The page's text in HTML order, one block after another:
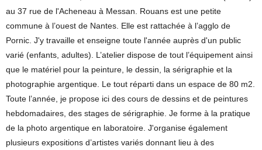
au 37 rue de l'Acheneau à Messan. Rouans est une petite
commune à l’ouest de Nantes. Elle est rattachée à l’agglo de
Pornic. J'y travaille et enseigne toute l'année auprès d'un public
varié (enfants, adultes). L’atelier dispose de tout l’équipement ainsi
que le matériel pour la peinture, le dessin, la sérigraphie et la
photographie argentique. Le tout réparti dans un espace de 80 m2.
Toute l’année, je propose ici des cours de dessins et de peintures
hebdomadaires, des stages de sérigraphie. Je forme à la pratique
de la photo argentique en laboratoire. J'organise également
plusieurs expositions d’artistes variés donnant lieu à des